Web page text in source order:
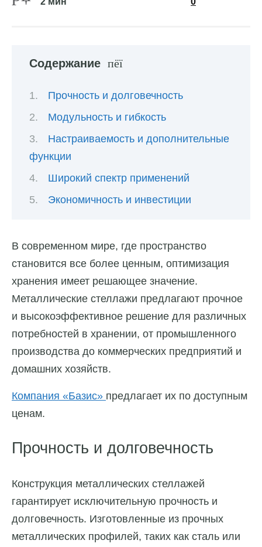
Содержание
Прочность и долговечность
Модульность и гибкость
Настраиваемость и дополнительные
функции
Широкий спектр применений
Экономичность и инвестиции
В современном мире, где пространство
становится все более ценным, оптимизация
хранения имеет решающее значение.
Металлические стеллажи предлагают прочное
и высокоэффективное решение для различных
потребностей в хранении, от промышленного
производства до коммерческих предприятий и
домашних хозяйств.
Компания «Базис» предлагает их по доступным
ценам.
Прочность и долговечность
Конструкция металлических стеллажей
гарантирует исключительную прочность и
долговечность. Изготовленные из прочных
металлических профилей, таких как сталь или